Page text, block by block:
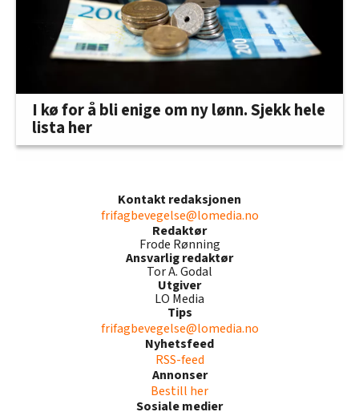
I kø for å bli enige om ny lønn. Sjekk hele
lista her
Kontakt redaksjonen
frifagbevegelse@lomedia.no
Redaktør
Frode Rønning
Ansvarlig redaktør
Tor A. Godal
Utgiver
LO Media
Tips
frifagbevegelse@lomedia.no
Nyhetsfeed
RSS-feed
Annonser
Bestill her
Sosiale medier